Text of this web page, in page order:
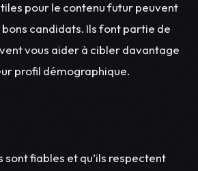
pour le contenu futur peuvent
candidats. Ils font partie de
vous aider à cibler davantage
profil démographique.
sont fiables et qu’ils respectent